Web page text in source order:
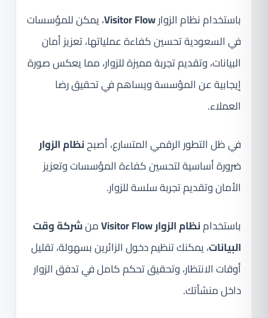
باستخدام نظام الزوارVisitor Flow، يمكن للمؤسسات
في السعودية تحسين كفاءة عملياتها، تعزيز أمان
البيانات، وتقديم تجربة مميزة للزوار، مما يعكس صورة
إيجابية عن المؤسسة ويساهم في تحقيق رضا
العملاء.
في ظل التطور الرقمي المتسارع، أصبحنظام الزوار
ضرورة أساسية لتحسين كفاءة المؤسسات وتعزيز
الأمان وتقديم تجربة سلسة للزوار.
باستخدامنظام الزوار Visitor Flow منشركة وقت
البيانات، يمكنك تنظيم دخول الزائرين بسهولة، تقليل
أوقات الانتظار، وتحقيق تحكم كامل في تدفق الزوار
داخل منشأتك.